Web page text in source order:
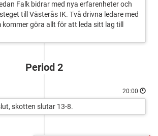
Falk bidrar med nya erfarenheter och
till Västerås IK. Två drivna ledare med
göra allt för att leda sitt lag till
Period 2
20:00
skotten slutar 13-8.